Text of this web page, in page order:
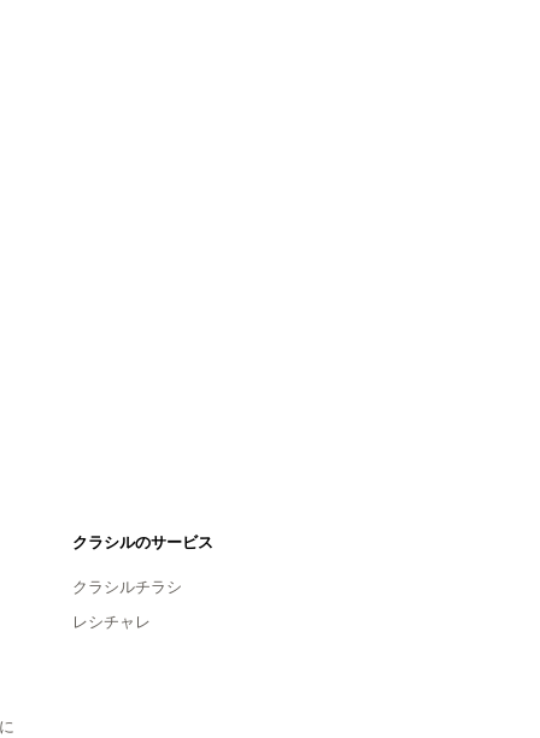
クラシルのサービス
クラシルチラシ
レシチャレ